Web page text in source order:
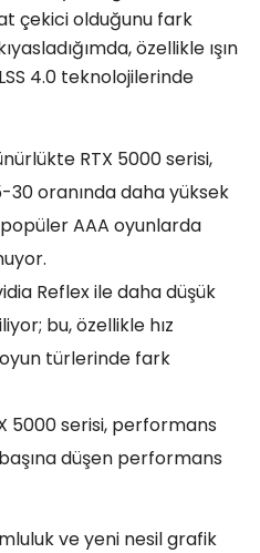
çekici olduğunu fark
özellikle ışın
4.0 teknolojilerinde
RTX 5000 serisi,
30 oranında daha yüksek
popüler AAA oyunlarda
Reflex ile daha düşük
bu, özellikle hız
türlerinde fark
5000 serisi, performans
düşen performans
ve yeni nesil grafik